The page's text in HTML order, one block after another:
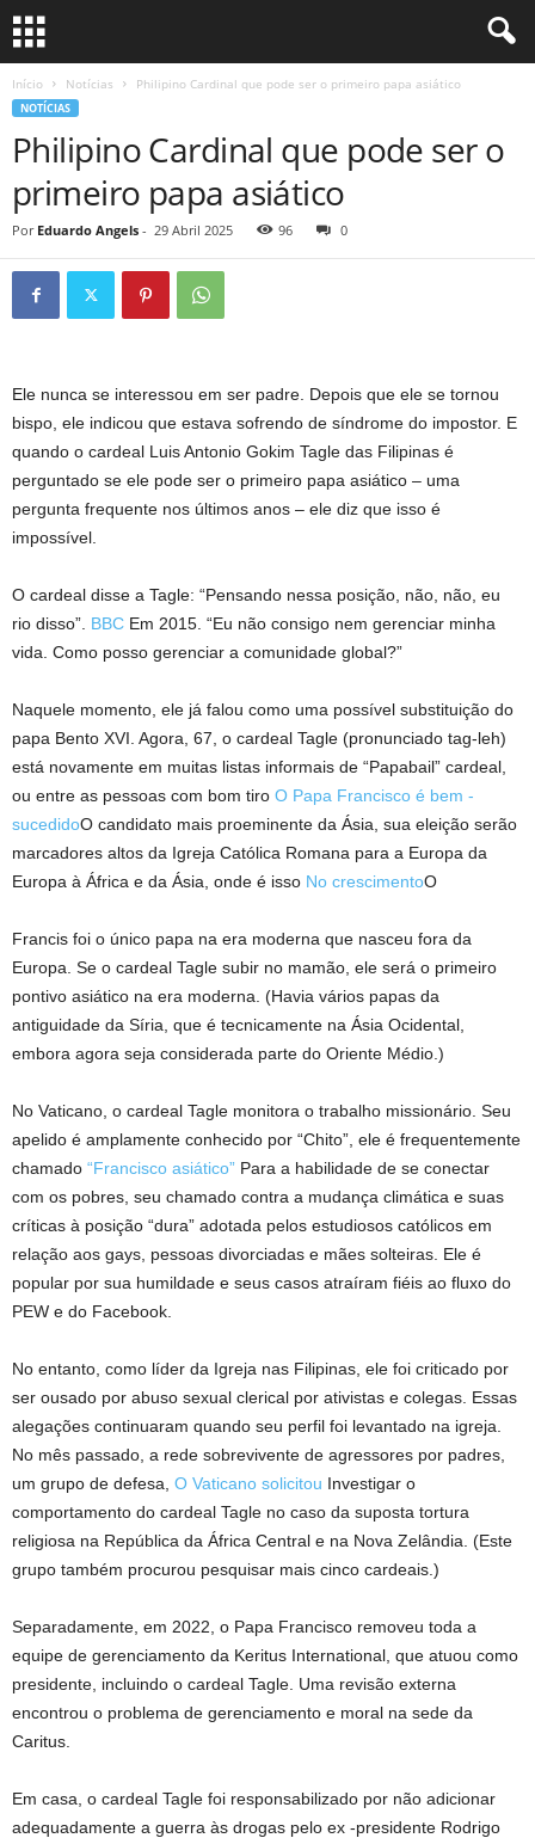
Início Notícias Philipino Cardinal que pode ser o primeiro papa asiático
NOTÍCIAS
Philipino Cardinal que pode ser o
primeiro papa asiático
Por Eduardo Angels - 29 Abril 2025 96 0
Ele nunca se interessou em ser padre. Depois que ele se tornou
bispo, ele indicou que estava sofrendo de síndrome do impostor. E
quando o cardeal Luis Antonio Gokim Tagle das Filipinas é
perguntado se ele pode ser o primeiro papa asiático – uma
pergunta frequente nos últimos anos – ele diz que isso é
impossível.
O cardeal disse a Tagle: “Pensando nessa posição, não, não, eu
rio disso”. BBC Em 2015. “Eu não consigo nem gerenciar minha
vida. Como posso gerenciar a comunidade global?”
Naquele momento, ele já falou como uma possível substituição do
papa Bento XVI. Agora, 67, o cardeal Tagle (pronunciado tag-leh)
está novamente em muitas listas informais de “Papabail” cardeal,
ou entre as pessoas com bom tiro O Papa Francisco é bem -
sucedidoO candidato mais proeminente da Ásia, sua eleição serão
marcadores altos da Igreja Católica Romana para a Europa da
Europa à África e da Ásia, onde é isso No crescimentoO
Francis foi o único papa na era moderna que nasceu fora da
Europa. Se o cardeal Tagle subir no mamão, ele será o primeiro
pontivo asiático na era moderna. (Havia vários papas da
antiguidade da Síria, que é tecnicamente na Ásia Ocidental,
embora agora seja considerada parte do Oriente Médio.)
No Vaticano, o cardeal Tagle monitora o trabalho missionário. Seu
apelido é amplamente conhecido por “Chito”, ele é frequentemente
chamado “Francisco asiático” Para a habilidade de se conectar
com os pobres, seu chamado contra a mudança climática e suas
críticas à posição “dura” adotada pelos estudiosos católicos em
relação aos gays, pessoas divorciadas e mães solteiras. Ele é
popular por sua humildade e seus casos atraíram fiéis ao fluxo do
PEW e do Facebook.
No entanto, como líder da Igreja nas Filipinas, ele foi criticado por
ser ousado por abuso sexual clerical por ativistas e colegas. Essas
alegações continuaram quando seu perfil foi levantado na igreja.
No mês passado, a rede sobrevivente de agressores por padres,
um grupo de defesa, O Vaticano solicitou Investigar o
comportamento do cardeal Tagle no caso da suposta tortura
religiosa na República da África Central e na Nova Zelândia. (Este
grupo também procurou pesquisar mais cinco cardeais.)
Separadamente, em 2022, o Papa Francisco removeu toda a
equipe de gerenciamento da Keritus International, que atuou como
presidente, incluindo o cardeal Tagle. Uma revisão externa
encontrou o problema de gerenciamento e moral na sede da
Caritus.
Em casa, o cardeal Tagle foi responsabilizado por não adicionar
adequadamente a guerra às drogas pelo ex -presidente Rodrigo